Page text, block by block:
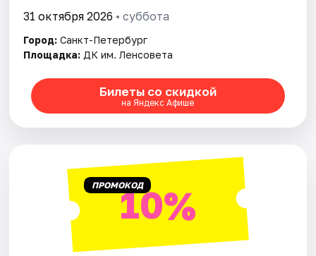
Рейтинги
31 октября 2026 • суббота
Город: Санкт-Петербург
Площадка: ДК им. Ленсовета
Билеты со скидкой
на Яндекс Афише
ПРОМОКОД10%